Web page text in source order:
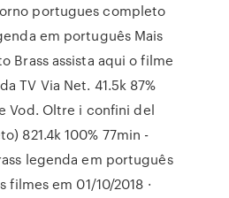
portugues completo
em português Mais
Brass assista aqui o filme
TV Via Net. 41.5k 87%
Vod. Oltre i confini del
821.4k 100% 77min -
legenda em português
filmes em 01/10/2018 ·